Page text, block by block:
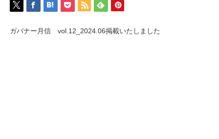
ガバナー月信 vol.12_2024.06掲載いたしました